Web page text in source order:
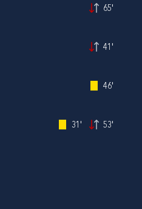
65'
41'
46'
31' 53'